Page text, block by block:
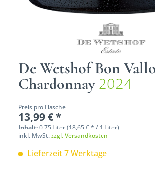
De Wetshof Bon
Chardonnay 2024
Preis pro Flasche
13,99 € *
Inhalt:0.75 Liter (18,65 € * / 1 Liter)
inkl. MwSt.zzgl. Versandkosten
Lieferzeit 7 Werktage